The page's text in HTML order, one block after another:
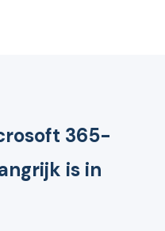
365-
is in